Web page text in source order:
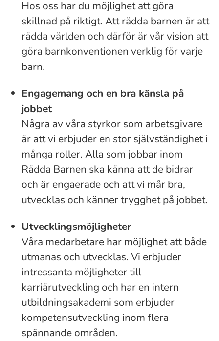
Hos oss har du möjlighet att göra
skillnad på riktigt. Att rädda barnen är att
rädda världen och därför är vår vision att
göra barnkonventionen verklig för varje
barn.
Engagemang och en bra känsla på
jobbet
Några av våra styrkor som arbetsgivare
är att vi erbjuder en stor självständighet i
många roller. Alla som jobbar inom
Rädda Barnen ska känna att de bidrar
och är engaerade och att vi mår bra,
utvecklas och känner trygghet på jobbet.
Utvecklingsmöjligheter
Våra medarbetare har möjlighet att både
utmanas och utvecklas. Vi erbjuder
intressanta möjligheter till
karriärutveckling och har en intern
utbildningsakademi som erbjuder
kompetensutveckling inom flera
spännande områden.